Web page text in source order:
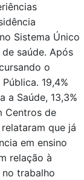
Sistema Único
saúde. Após
o
19,4%
a Saúde, 13,3%
Centros de
que já
em ensino
relação à
trabalho